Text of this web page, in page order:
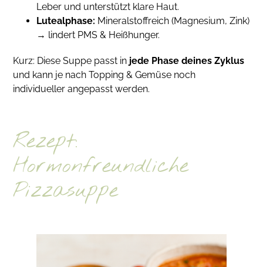
Leber und unterstützt klare Haut.
Lutealphase: Mineralstoffreich (Magnesium, Zink)
→ lindert PMS & Heißhunger.
Kurz: Diese Suppe passt in jede Phase deines Zyklus
und kann je nach Topping & Gemüse noch
individueller angepasst werden.
Rezept:
Hormonfreundliche
Pizzasuppe